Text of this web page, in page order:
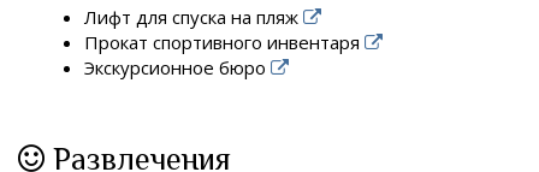
Лифт для спуска на пляж
Прокат спортивного инвентаря
Экскурсионное бюро
Развлечения